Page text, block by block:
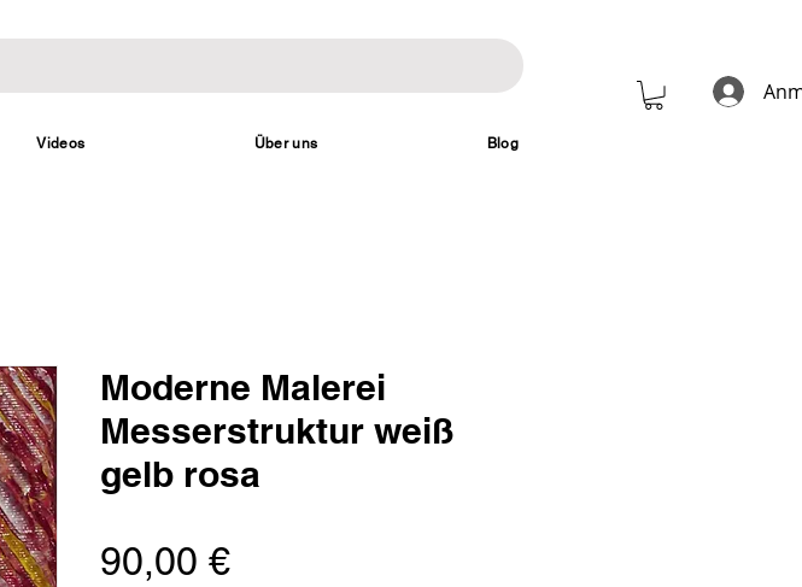
Videos Über uns Blog
Moderne Malerei
Messerstruktur weiß
gelb rosa
90,00 €Preis